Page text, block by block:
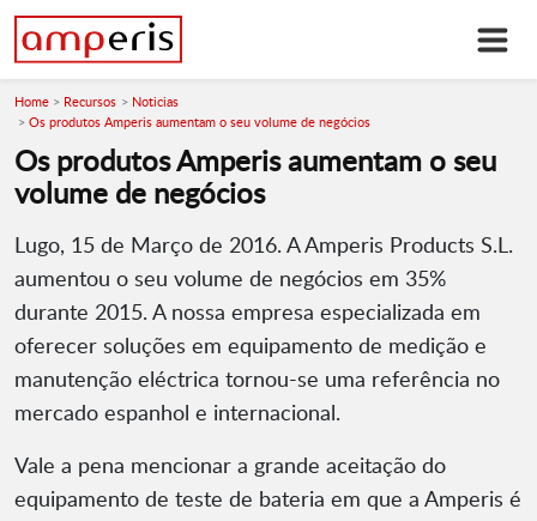
Home Recursos
Noticias
Os produtos Amperis aumentam o seu volume de negócios
Os produtos Amperis aumentam o seu
volume de negócios
Lugo, 15 de Março de 2016. A Amperis Products S.L.
aumentou o seu volume de negócios em 35%
durante 2015. A nossa empresa especializada em
oferecer soluções em equipamento de medição e
manutenção eléctrica tornou-se uma referência no
mercado espanhol e internacional.
Vale a pena mencionar a grande aceitação do
equipamento de teste de bateria em que a Amperis é